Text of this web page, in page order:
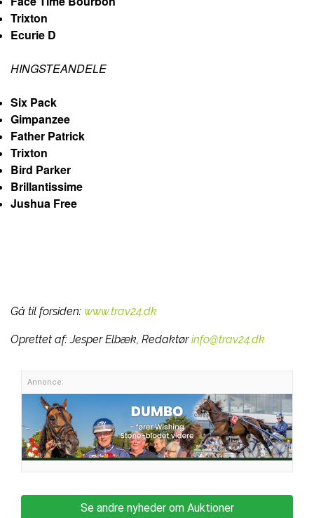
Trixton
Ecurie D
HINGSTEANDELE
Six Pack
Gimpanzee
Father Patrick
Trixton
Bird Parker
Brillantissime
Jushua Free
Gå til forsiden: www.trav24.dk
Oprettet af:Jesper Elbæk, Redaktør info@trav24.dk
Annonce:
Se andre nyheder om Auktioner